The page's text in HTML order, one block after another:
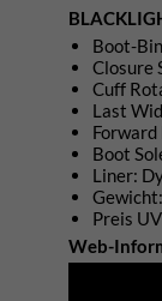
Boot-
Closure
Cuff
Last
Forward
Boot
Liner:
Preis
Web-